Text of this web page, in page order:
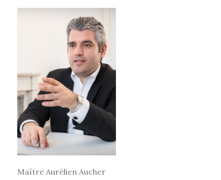
Maïtre Aurélien Aucher